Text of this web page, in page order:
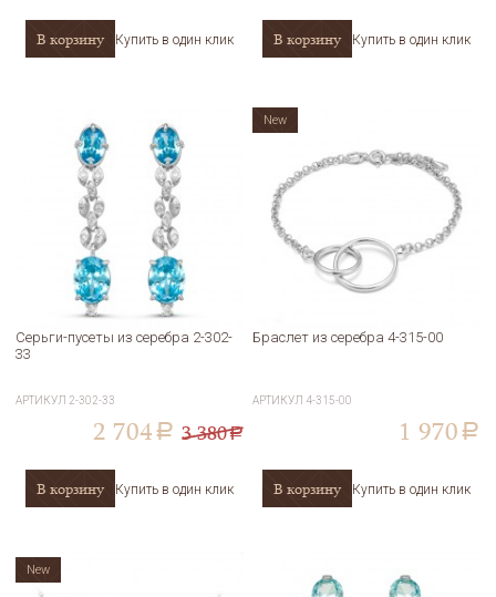
В корзину Купить в один клик В корзину Купить в один клик
Серьги-пусеты из серебра 2-302-
33
АРТИКУЛ 2-302-33
2 704 a 3 380a
В корзину Купить в один клик
Браслет из серебра 4-315-00
АРТИКУЛ 4-315-00
1 970 a
В корзину Купить в один клик
New
New